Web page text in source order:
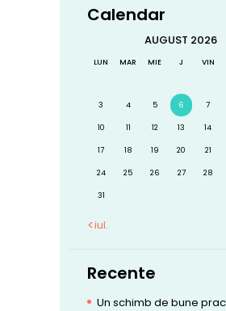
Calendar
AUGUST 2026
LUN MAR MIE J VIN
3 4 5 6 7
10 11 12 13 14
17 18 19 20 21
24 25 26 27 28
31
« iul.
Recente
Un schimb de bune